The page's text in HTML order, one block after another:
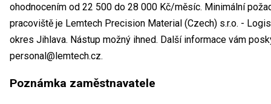
ohodnocením od 22 500 do 28 000 Kč/měsíc. Minimální
pracoviště je Lemtech Precision Material (Czech) s.r.o. -
okres Jihlava. Nástup možný ihned. Další informace vám
personal@lemtech.cz.
Poznámka zaměstnavatele